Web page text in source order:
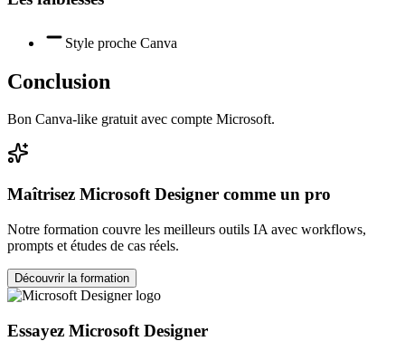
Style proche Canva
Conclusion
Bon Canva-like gratuit avec compte Microsoft.
Maîtrisez Microsoft Designer comme un pro
Notre formation couvre les meilleurs outils IA avec workflows,
prompts et études de cas réels.
Découvrir la formation
Essayez Microsoft Designer